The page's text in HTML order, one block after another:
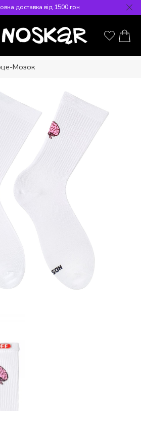
доставка від 1500 грн
Мозок